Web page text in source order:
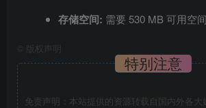
存储空间: 需要 530 MB 可用空间
版权声明
特别注意
免责声明：本站提供的资源转载自国内外各大